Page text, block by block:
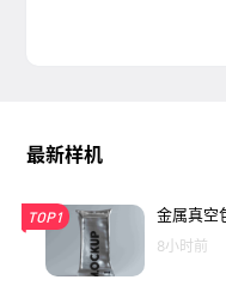
最新样机
TOP1 金属真空
8小时前